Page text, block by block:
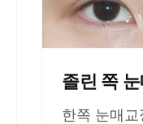
졸린 쪽
한쪽 눈매